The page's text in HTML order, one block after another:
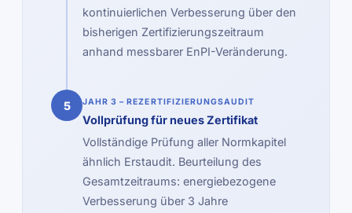
kontinuierlichen Verbesserung über den
bisherigen Zertifizierungszeitraum
anhand messbarer EnPI-Veränderung.
5 JAHR 3 – REZERTIFIZIERUNGSAUDIT
Vollprüfung für neues Zertifikat
Vollständige Prüfung aller Normkapitel
ähnlich Erstaudit. Beurteilung des
Gesamtzeitraums: energiebezogene
Verbesserung über 3 Jahre